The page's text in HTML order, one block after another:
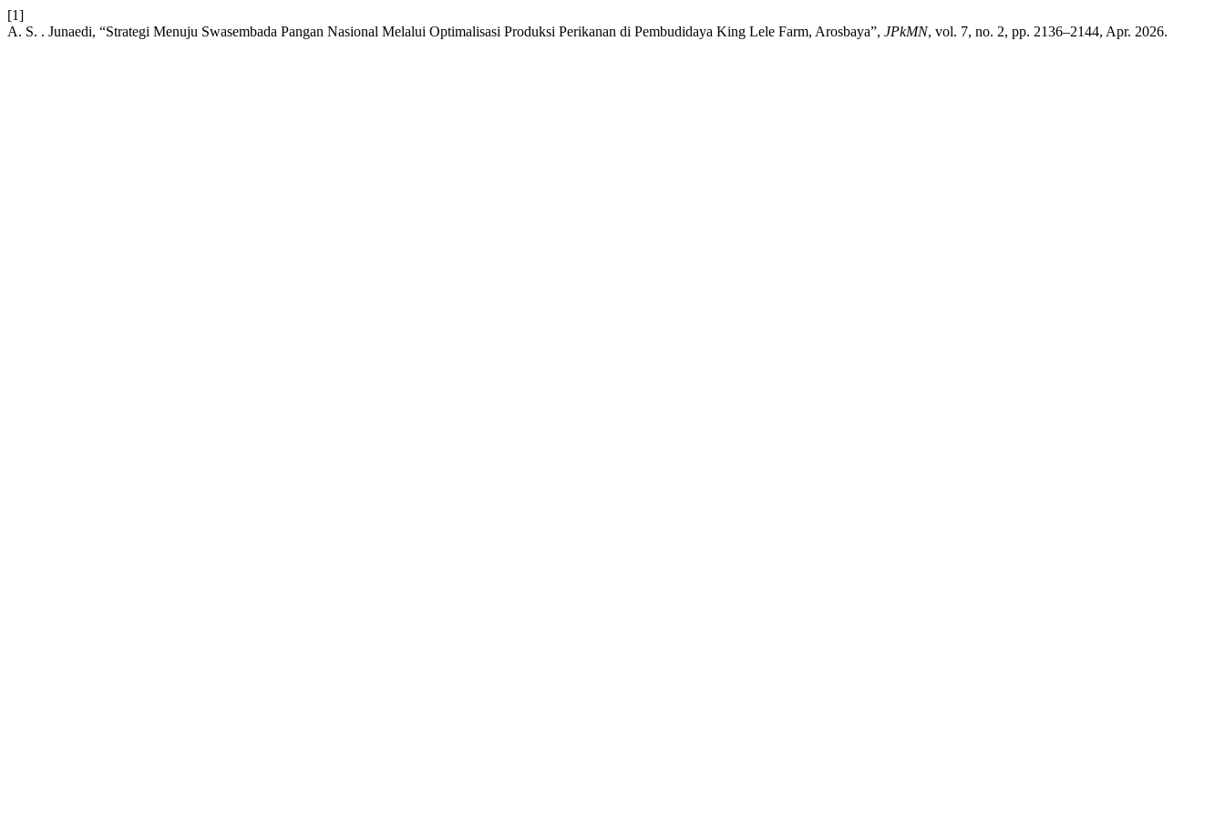
[1]
A. S. . Junaedi, “Strategi Menuju Swasembada Pangan Nasional Melalui Optimalisasi Produksi Perikanan di Pembudidaya King Lele Farm, Arosbaya”, JPkMN, vol. 7, no. 2, pp. 2136–2144, Apr. 2026.